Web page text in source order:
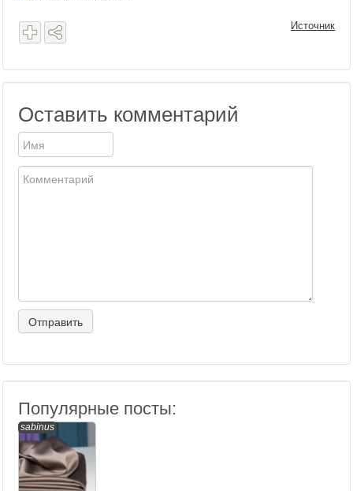
Источник
Оставить комментарий
Популярные посты:
sabinus